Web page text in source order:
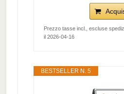
Prezzo tasse incl., escluse
il 2026-04-16
BESTSELLER N. 5